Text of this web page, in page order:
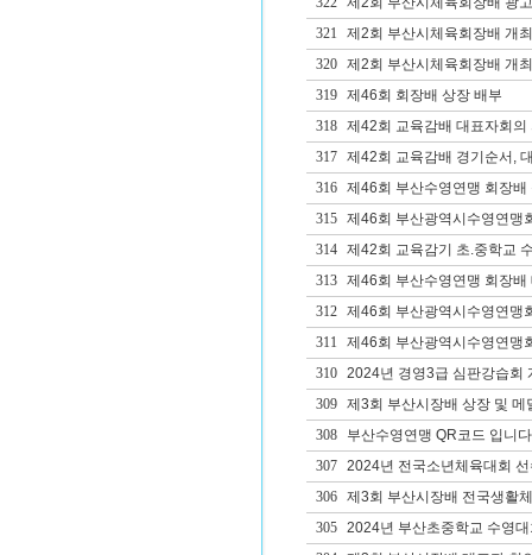
321
제2회 부산시체육회장배 개
320
제2회 부산시체육회장배 개
319
제46회 회장배 상장 배부
318
제42회 교육감배 대표자회
317
제42회 교육감배 경기순서,
316
제46회 부산수영연맹 회장배
315
제46회 부산광역시수영연맹
314
제42회 교육감기 초.중학교
313
제46회 부산수영연맹 회장
312
제46회 부산광역시수영연맹
311
제46회 부산광역시수영연맹
310
2024년 경영3급 심판강습회
309
제3회 부산시장배 상장 및 메
308
부산수영연맹 QR코드 입니
307
2024년 전국소년체육대회
306
제3회 부산시장배 전국생활
305
2024년 부산초중학교 수영